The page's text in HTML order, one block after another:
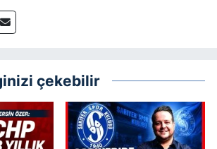
çekebilir